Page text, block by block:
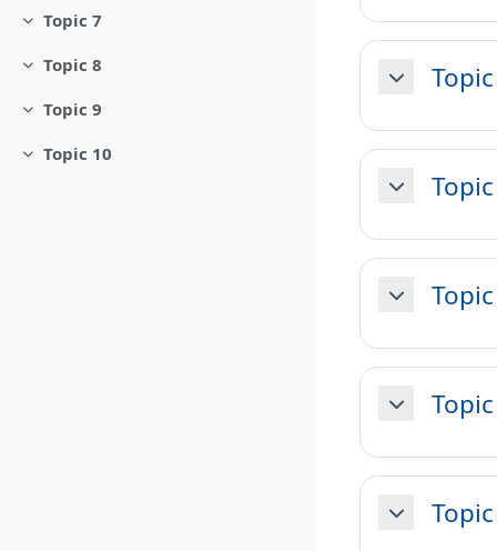
Minimizza
Topic 7
Minimizza
Topic 8
Minimizza
Topic 9
Minimizza
Topic 10
Minimizza
Topic
Minimizza
Minimizza
Minimizza
Minimizza